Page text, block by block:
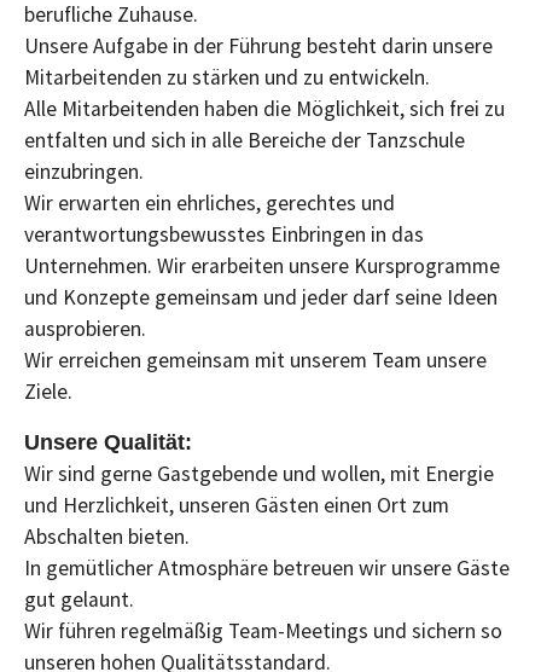
berufliche Zuhause.
Unsere Aufgabe in der Führung besteht darin unsere
Mitarbeitenden zu stärken und zu entwickeln.
Alle Mitarbeitenden haben die Möglichkeit, sich frei zu
entfalten und sich in alle Bereiche der Tanzschule
einzubringen.
Wir erwarten ein ehrliches, gerechtes und
verantwortungsbewusstes Einbringen in das
Unternehmen. Wir erarbeiten unsere Kursprogramme
und Konzepte gemeinsam und jeder darf seine Ideen
ausprobieren.
Wir erreichen gemeinsam mit unserem Team unsere
Ziele.
Unsere Qualität:
Wir sind gerne Gastgebende und wollen, mit Energie
und Herzlichkeit, unseren Gästen einen Ort zum
Abschalten bieten.
In gemütlicher Atmosphäre betreuen wir unsere Gäste
gut gelaunt.
Wir führen regelmäßig Team-Meetings und sichern so
unseren hohen Qualitätsstandard.